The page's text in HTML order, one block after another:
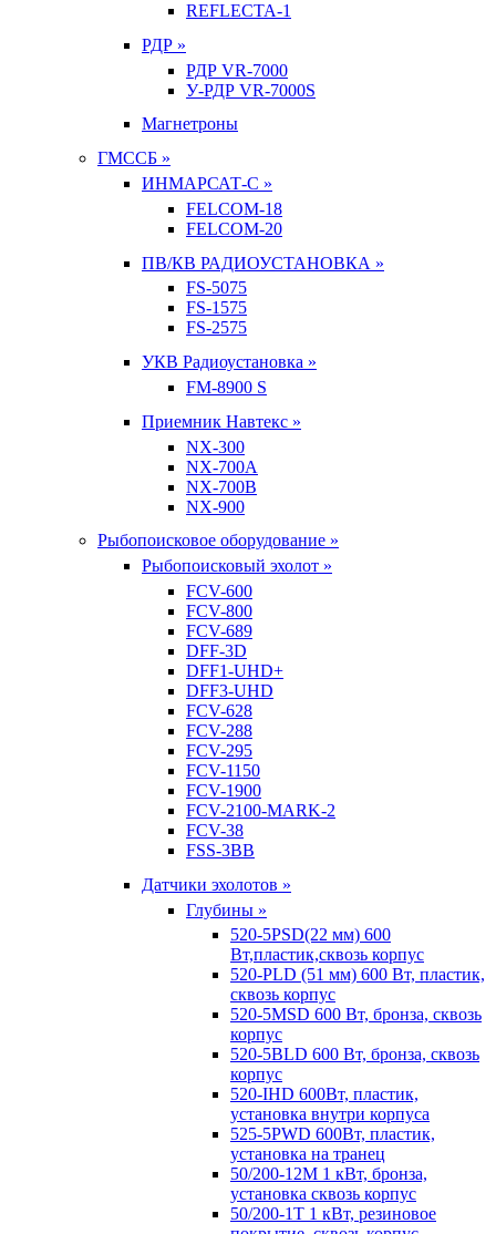
REFLECTA-1
РДР »
РДР VR-7000
У-РДР VR-7000S
Магнетроны
ГМССБ »
ИНМАРСАТ-С »
FELCOM-18
FELCOM-20
ПВ/КВ РАДИОУСТАНОВКА »
FS-5075
FS-1575
FS-2575
УКВ Радиоустановка »
FM-8900 S
Приемник Навтекс »
NX-300
NX-700A
NX-700B
NX-900
Рыбопоисковое оборудование »
Рыбопоисковый эхолот »
FCV-600
FCV-800
FCV-689
DFF-3D
DFF1-UHD+
DFF3-UHD
FCV-628
FCV-288
FCV-295
FCV-1150
FCV-1900
FCV-2100-MARK-2
FCV-38
FSS-3BB
Датчики эхолотов »
Глубины »
520-5PSD(22 мм) 600
Вт,пластик,сквозь корпус
520-PLD (51 мм) 600 Вт, пластик,
сквозь корпус
520-5MSD 600 Вт, бронза, сквозь
корпус
520-5BLD 600 Вт, бронза, сквозь
корпус
520-IHD 600Вт, пластик,
установка внутри корпуса
525-5PWD 600Вт, пластик,
установка на транец
50/200-12M 1 кВт, бронза,
установка сквозь корпус
50/200-1T 1 кВт, резиновое